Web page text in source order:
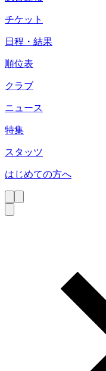
チケット
日程・結果
順位表
クラブ
ニュース
特集
スタッツ
はじめての方へ